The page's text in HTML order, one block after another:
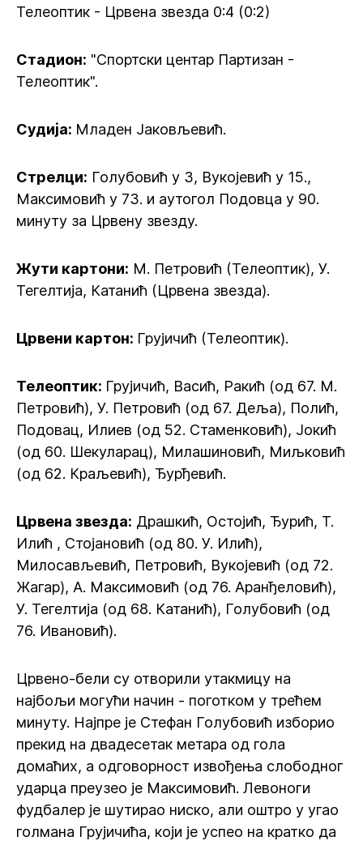
Телеоптик - Црвена звезда 0:4 (0:2)
Стадион: "Спортски центар Партизан -
Телеоптик".
Судија: Младен Јаковљевић.
Стрелци: Голубовић у 3, Вукојевић у 15.,
Максимовић у 73. и аутогол Подовца у 90.
минуту за Црвену звезду.
Жути картони: М. Петровић (Телеоптик), У.
Тегелтија, Катанић (Црвена звезда).
Црвени картон: Грујичић (Телеоптик).
Телеоптик: Грујичић, Васић, Ракић (од 67. М.
Петровић), У. Петровић (од 67. Деља), Полић,
Подовац, Илиев (од 52. Стаменковић), Јокић
(од 60. Шекуларац), Милашиновић, Миљковић
(од 62. Краљевић), Ђурђевић.
Црвена звезда: Драшкић, Остојић, Ђурић, Т.
Илић , Стојановић (од 80. У. Илић),
Милосављевић, Петровић, Вукојевић (од 72.
Жагар), А. Максимовић (од 76. Аранђеловић),
У. Тегелтија (од 68. Катанић), Голубовић (од
76. Ивановић).
Црвено-бели су отворили утакмицу на
најбољи могући начин - поготком у трећем
минуту. Најпре је Стефан Голубовић изборио
прекид на двадесетак метара од гола
домаћих, а одговорност извођења слободног
ударца преузео је Максимовић. Левоноги
фудбалер је шутирао ниско, али оштро у угао
голмана Грујичића, који је успео на кратко да